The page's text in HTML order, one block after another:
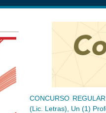
CONCURSO
(Lic. Letras), Un (1)